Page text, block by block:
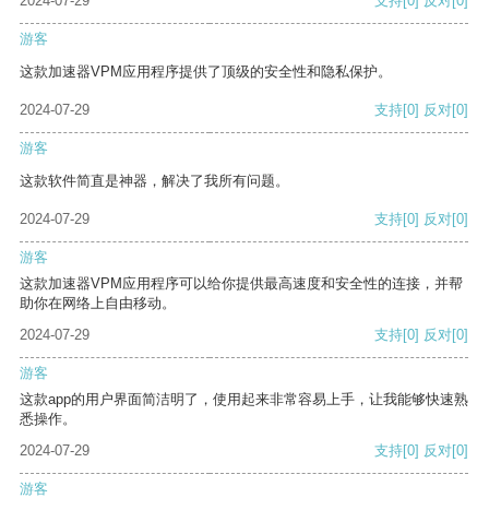
游客
这款加速器VPM应用程序提供了顶级的安全性和隐私保护。
2024-07-29 支持[0] 反对[0]
游客
这款软件简直是神器，解决了我所有问题。
2024-07-29 支持[0] 反对[0]
游客
这款加速器VPM应用程序可以给你提供最高速度和安全性的连接，并帮
助你在网络上自由移动。
2024-07-29
支持[0] 反对[0]
游客
这款app的用户界面简洁明了，使用起来非常容易上手，让我能够快速熟
悉操作。
2024-07-29
支持[0] 反对[0]
游客